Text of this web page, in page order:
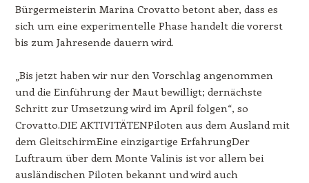
Bürgermeisterin Marina Crovatto betont aber, dass es
sich um eine experimentelle Phase handelt die vorerst
bis zum Jahresende dauern wird.
„Bis jetzt haben wir nur den Vorschlag angenommen
und die Einführung der Maut bewilligt; dernächste
Schritt zur Umsetzung wird im April folgen“, so
Crovatto.DIE AKTIVITÄTENPiloten aus dem Ausland mit
dem GleitschirmEine einzigartige ErfahrungDer
Luftraum über dem Monte Valinis ist vor allem bei
ausländischen Piloten bekannt und wird auch